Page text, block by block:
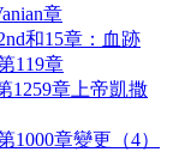
章
和15章：血跡
119章
1259章上帝凱撒
章變更（4）